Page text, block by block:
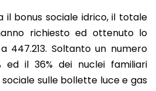
il bonus sociale idrico, il totale
richiesto ed ottenuto lo
Soltanto un numero
ed il 36% dei nuclei familiari
sulle bollette luce e gas